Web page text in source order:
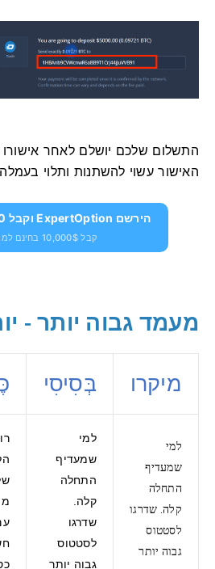
התשלום שלכם יושלם לאחר אישורו
האישור עשוי להשתנות ותלוי
הירשם ExpertOption וקבל 10,000 $ בחינם
קבל 10,000$ בחינם למתחילים
מעמד גבוה יותר -
מיקרו בְּסִיסִי
למי
שמעדיף
התחלה
קלה. שדרגו
לסטטוס
גבוה יותר
למי
שמעדיף
התחלה
קלה.
שדרגו
לסטטוס
גבוה יותר